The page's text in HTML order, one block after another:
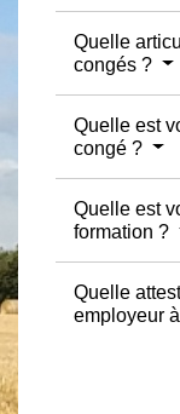
Quelle
congés ?
Quelle est
congé ?
Quelle est
formation ?
Quelle
employeur